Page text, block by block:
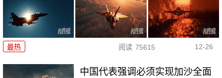
最热 阅读 75615 12-26
中国代表强调必须实现加沙全面